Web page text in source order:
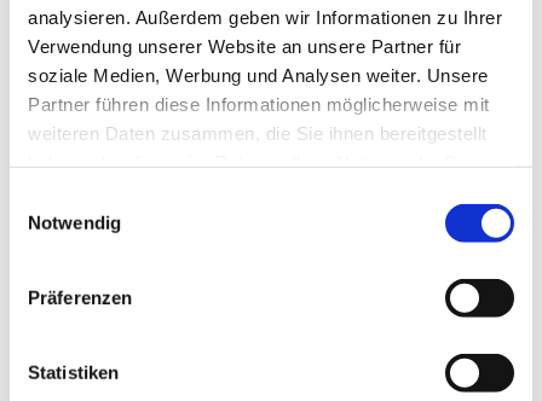
analysieren. Außerdem geben wir Informationen zu Ihrer
Verwendung unserer Website an unsere Partner für
soziale Medien, Werbung und Analysen weiter. Unsere
Partner führen diese Informationen möglicherweise mit
weiteren Daten zusammen, die Sie ihnen bereitgestellt
Notwendig
Präferenzen
Statistiken